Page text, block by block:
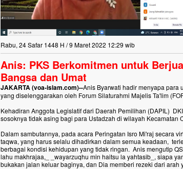
Rabu, 24 Safar 1448 H / 9 Maret 2022 12:29 wib
Anis: PKS Berkomitmen untuk
Bangsa dan Umat
JAKARTA (voa-islam.com)--Anis Byarwati hadir menyapa para
yang diselenggarakan oleh Forum Silaturahmi Majelis Ta'lim
Kehadiran Anggota Legislatif dari Daerah Pemilihan (DAPIL)
sosoknya tidak asing bagi para Ustadzah di wilayah Kecamatan
Dalam sambutannya, pada acara Peringatan Isro Mi'raj secara
taqwa, yang harus selalu dihadirkan dalam semua keadaan,
berbagai kondisi kehidupan yang tidak ringan. Anis mengutip
lahu makhrajaa,_ _wayarzuqhu min haitsu la yahtasib_, siapa
bukakan jalan keluar baginya, dan Dia memberi rezeki dari arah